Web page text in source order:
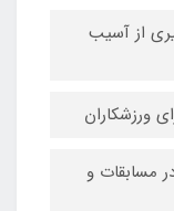
از آسیب
ورزشکاران
مسابقات و